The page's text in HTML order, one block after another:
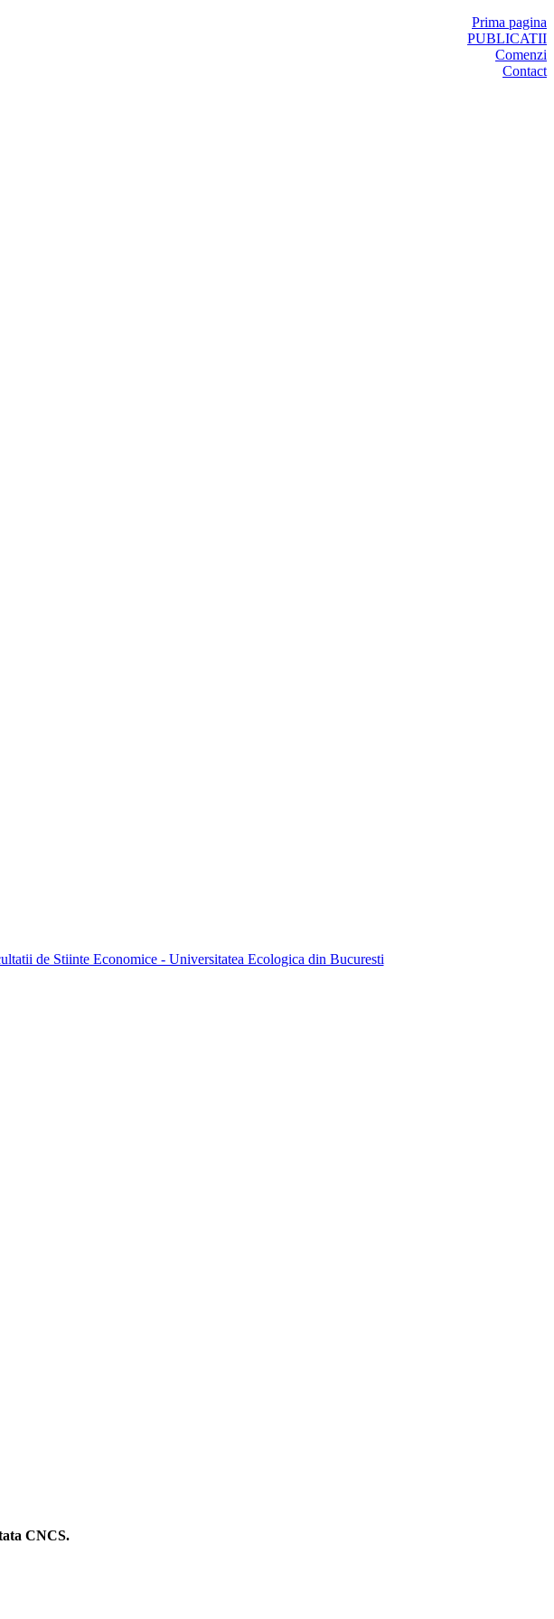
Prima pagina
PUBLICATII
Comenzi
Contact
de Stiinte Economice - Universitatea Ecologica din Bucuresti
CNCS.